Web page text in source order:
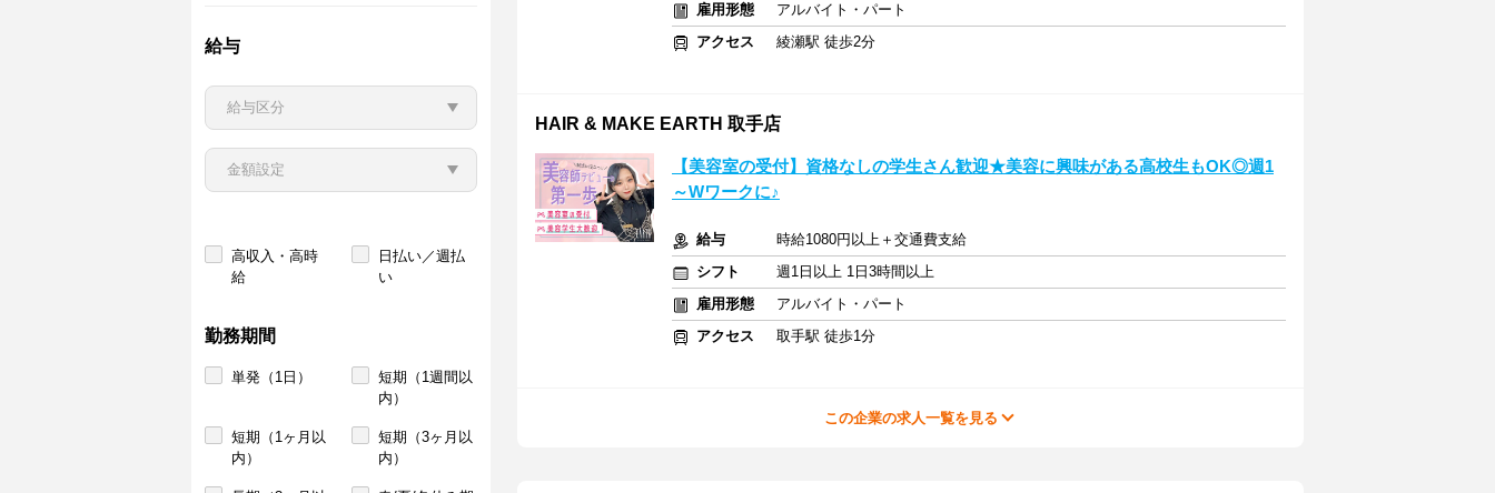
給与
高収入・高時
給
日払い／週払
い
勤務期間
単発（1日）
短期（1週間以
内）
短期（1ヶ月以
内）
短期（3ヶ月以
内）
雇用形態
アルバイト・パート
アクセス
綾瀬駅 徒歩2分
HAIR & MAKE EARTH 取手店
【美容室の受付】資格なしの学生さん歓迎★美容に興味がある高校生もOK◎週1
～Wワークに♪
給与
時給1080円以上＋交通費支給
シフト
週1日以上 1日3時間以上
雇用形態
アルバイト・パート
アクセス
取手駅 徒歩1分
この企業の求人一覧を見る